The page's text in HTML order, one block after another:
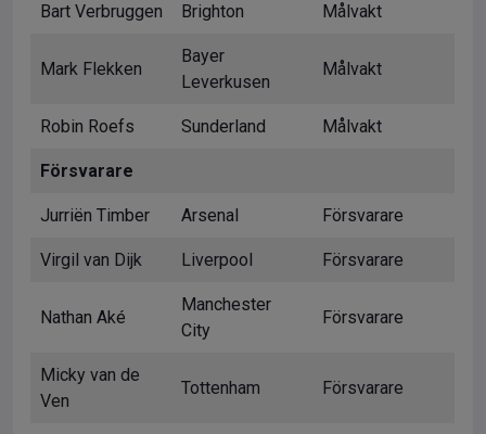
Bart Verbruggen Brighton Målvakt
Mark Flekken
Bayer
Leverkusen
Målvakt
Robin Roefs Sunderland Målvakt
Försvarare
Jurriën Timber Arsenal Försvarare
Virgil van Dijk Liverpool Försvarare
Nathan Aké
Manchester
City
Försvarare
Micky van de
Ven
Tottenham Försvarare